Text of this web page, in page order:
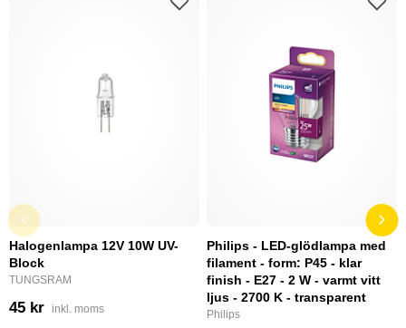
Halogenlampa 12V 10W UV-
Block
TUNGSRAM
45 kr inkl. moms
Philips - LED-glödlampa med
filament - form: P45 - klar
finish - E27 - 2 W - varmt vitt
ljus - 2700 K - transparent
Philips